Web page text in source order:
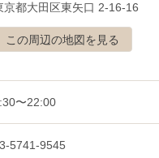
京都大田区東矢口 2-16-16
この周辺の地図を見る
〜22:00
5741-9545